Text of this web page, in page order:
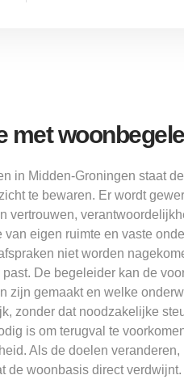
met
in Midden-Groningen staat
te bewaren. Er wordt
vertrouwen,
eigen ruimte en vaste
niet worden
De begeleider kan de
zijn gemaakt en welke
zonder dat noodzakelijke
is om terugval te
Als de doelen
de woonbasis direct verdwijnt.